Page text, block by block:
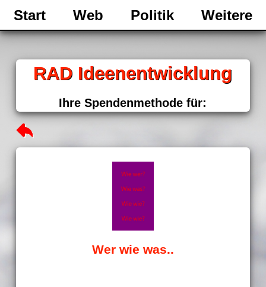
Start Web Politik Weitere
RAD Ideenentwicklung
Ihre Spendenmethode für:
Wer wie was..